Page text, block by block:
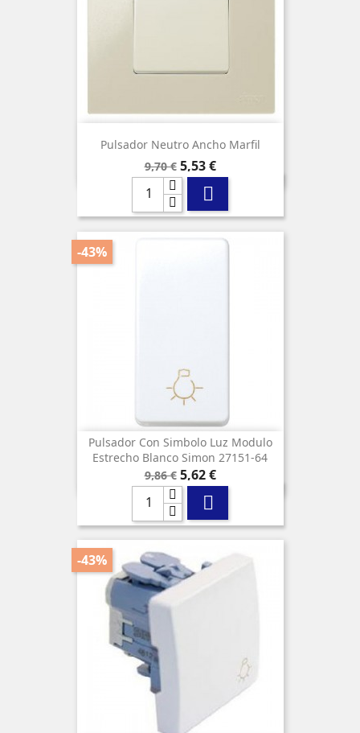
Pulsador Neutro Ancho Marfil
Precio
base
9,70 € Precio
5,53 €

Pulsador Con Simbolo Luz Modulo
Estrecho Blanco Simon 27151-64
Precio
base
9,86 €
-43%
Precio
5,62 €

-43%